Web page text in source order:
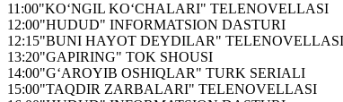
11:00"KO‘NGIL KO‘CHALARI" TELENOVELLASI
12:00"HUDUD" INFORMATSION DASTURI
12:15"BUNI HAYOT DEYDILAR" TELENOVELLASI
13:20"GAPIRING" TOK SHOUSI
14:00"G‘AROYIB OSHIQLAR" TURK SERIALI
15:00"TAQDIR ZARBALARI" TELENOVELLASI